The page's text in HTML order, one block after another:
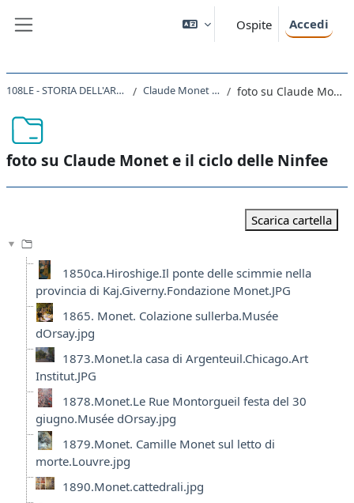
Ospite Accedi
108LE - STORIA DELL'ARTE CONTEMPORANEA 2020 Claude Monet e il ciclo delle Ninfee foto su Claude Monet e il ciclo delle Ninfee
foto su Claude Monet e il ciclo delle Ninfee
Scarica cartella
1850ca.Hiroshige.Il ponte delle scimmie nella
provincia di Kaj.Giverny.Fondazione Monet.JPG
1865. Monet. Colazione sullerba.Musée
dOrsay.jpg
1873.Monet.la casa di Argenteuil.Chicago.Art
Institut.JPG
1878.Monet.Le Rue Montorgueil festa del 30
giugno.Musée dOrsay.jpg
1879.Monet. Camille Monet sul letto di
morte.Louvre.jpg
1890.Monet.cattedrali.jpg